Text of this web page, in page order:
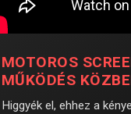
MOTOROS
MŰKÖDÉS
Higgyék el, ehhez a